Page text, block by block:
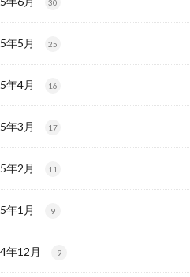
30
年5月 25
年4月 16
年3月 17
年2月 11
年1月 9
年12月 9